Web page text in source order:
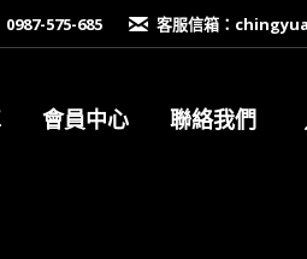
0987-575-685 客服信箱：
會員中心 聯絡我們